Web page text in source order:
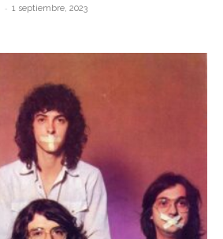
- 1 septiembre, 2023